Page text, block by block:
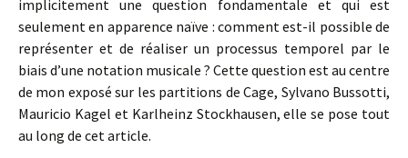
implicitement une question fondamentale et qui est
seulement en apparence naïve : comment est-il possible de
représenter et de réaliser un processus temporel par le
biais d’une notation musicale ? Cette question est au centre
de mon exposé sur les partitions de Cage, Sylvano Bussotti,
Mauricio Kagel et Karlheinz Stockhausen, elle se pose tout
au long de cet article.